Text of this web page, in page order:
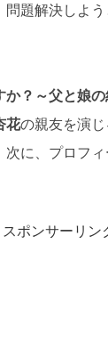
問題解決しよ
か？～父と娘
花の親友を演じ
次に、プロフ
スポンサーリン